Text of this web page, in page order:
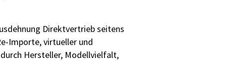
Direktvertrieb seitens
Importe, virtueller und
Hersteller, Modellvielfalt,